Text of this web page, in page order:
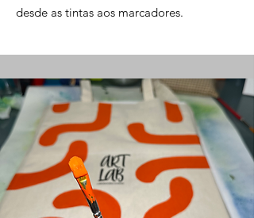
desde as tintas aos marcadores.